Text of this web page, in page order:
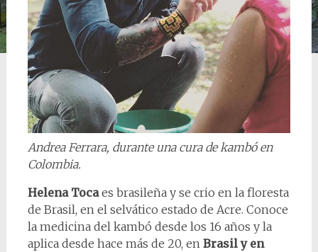
Andrea Ferrara, durante una cura de kambó en
Colombia.
Helena Tocaes brasileña y se crio en la floresta
de Brasil, en el selvático estado de Acre. Conoce
la medicina del kambó desde los 16 años y la
aplica desde hace más de 20, en Brasil y en